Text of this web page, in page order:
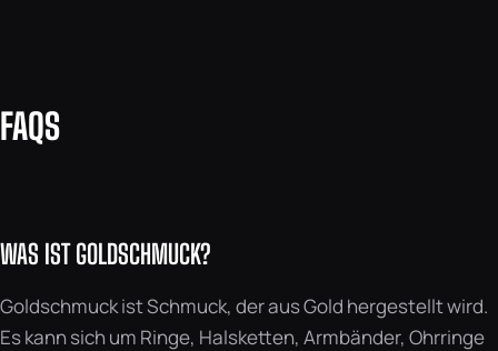
FAQS
WAS IST GOLDSCHMUCK?
Goldschmuck ist Schmuck, der aus Gold hergestellt wird.
Es kann sich um Ringe, Halsketten, Armbänder, Ohrringe